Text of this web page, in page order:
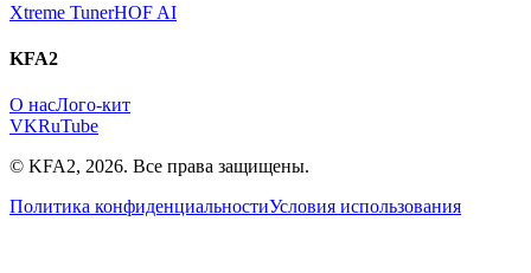
Xtreme TunerHOF AI
KFA2
О насЛого-кит
VKRuTube
© KFA2, 2026. Все права защищены.
Политика конфиденциальностиУсловия использования